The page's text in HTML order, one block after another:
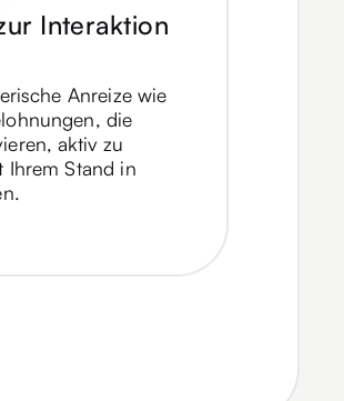
Interaktion
Anreize wie
die
aktiv zu
Ihrem Stand in